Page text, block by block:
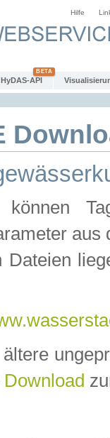
Hilfe
HyDAS-API
aus
Download